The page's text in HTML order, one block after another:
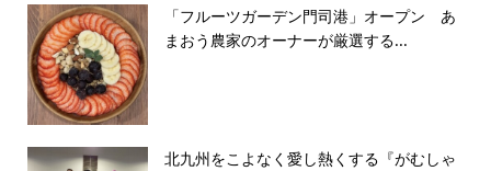
「フルーツガーデン門司港」オープン あ
まおう農家のオーナーが厳選する...
北九州をこよなく愛し熱くする『がむしゃ